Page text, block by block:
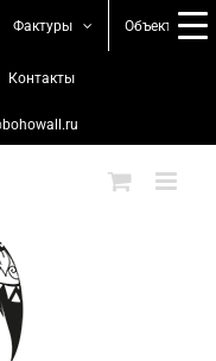
Фактуры Объекты
Контакты